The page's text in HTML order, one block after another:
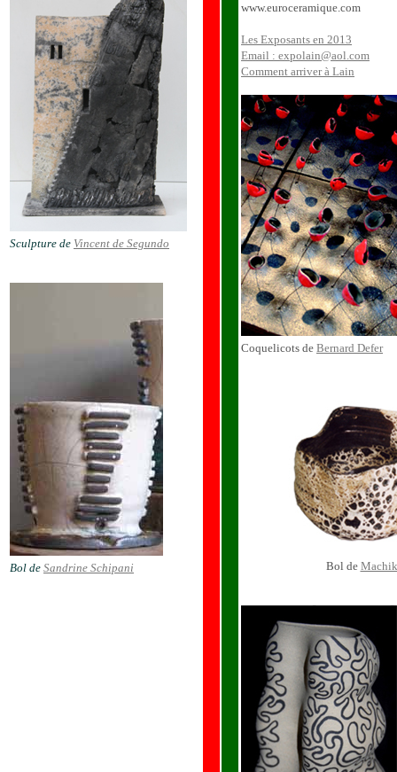
Sculpture de Vincent de Segundo
Bol de Sandrine Schipani
www.euroceramique.com
Les Exposants en 2013
Email : expolain@aol.com
Comment arriver à Lain
Coquelicots de Bernard Defer
Bol de